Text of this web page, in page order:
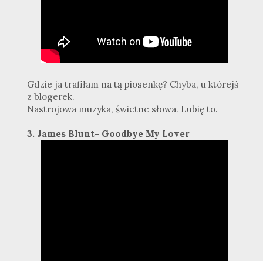
Gdzie ja trafiłam na tą piosenkę? Chyba, u którejś
z blogerek.
Nastrojowa muzyka, świetne słowa. Lubię to.
3. James Blunt- Goodbye My Lover